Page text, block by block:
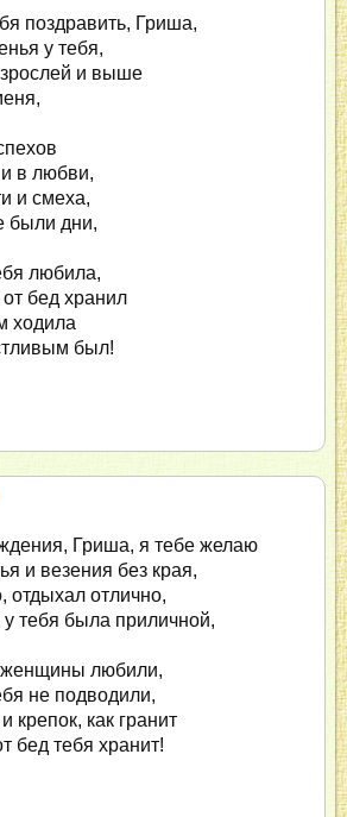
поздравить, Гриша,
у тебя,
и выше
в любви,
и смеха,
были дни,
любила,
бед хранил
ходила
был!
Гриша, я тебе желаю
и везения без края,
отдыхал отлично,
тебя была приличной,
женщины любили,
не подводили,
крепок, как гранит
бед тебя хранит!